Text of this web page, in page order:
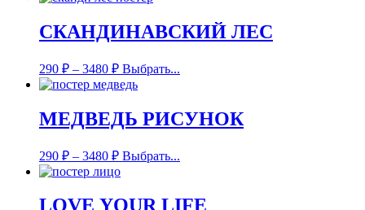
СКАНДИНАВСКИЙ ЛЕС
290 ₽ – 3480 ₽ Выбрать...
МЕДВЕДЬ РИСУНОК
290 ₽ – 3480 ₽ Выбрать...
LOVE YOUR LIFE